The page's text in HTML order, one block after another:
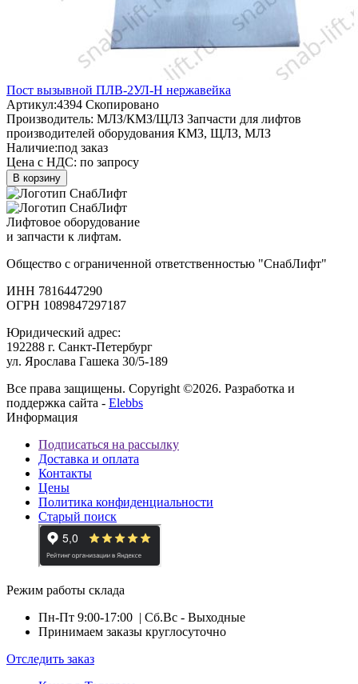
Пост вызывной ПЛВ-2УЛ-Н нержавейка
Артикул:4394 Скопировано
Производитель: МЛЗ/КМЗ/ЩЛЗ Запчасти для лифтов
производителей оборудования КМЗ, ЩЛЗ, МЛЗ
Наличие:под заказ
Цена с НДС: по запросу
В корзину
Лифтовое оборудование
и запчасти к лифтам.
Общество с ограниченной ответственностью "СнабЛифт"
ИНН 7816447290
ОГРН 1089847297187
Юридический адрес:
192288 г. Санкт-Петербург
ул. Ярослава Гашека 30/5-189
Все права защищены. Copyright ©2026. Разработка и
поддержка сайта - Elebbs
Информация
Подписаться на рассылку
Доставка и оплата
Контакты
Цены
Политика конфиденциальности
Старый поиск
Режим работы склада
Пн-Пт 9:00-17:00 | Сб.Вс - Выходные
Принимаем заказы круглосуточно
Отследить заказ